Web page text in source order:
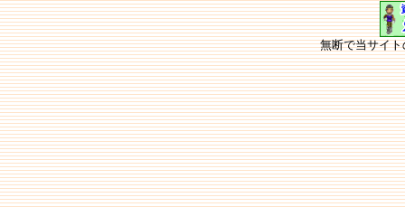
無断で当サイ